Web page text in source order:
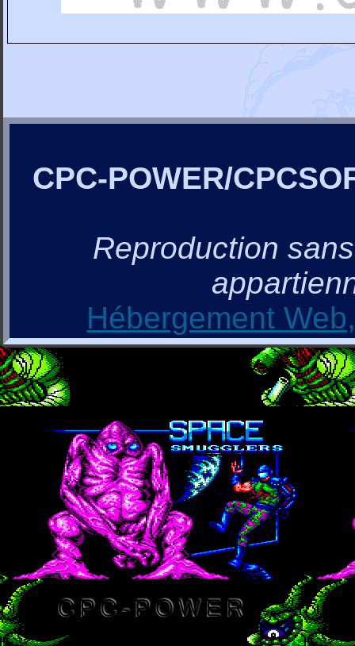
CPC-POWER/
Reproduction
Hébergement